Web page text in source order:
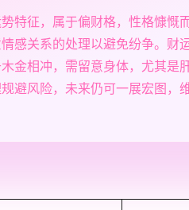
特征，属于偏财格，性格慷慨
感关系的处理以避免纷争。财
金相冲，需留意身体，尤其是
避风险，未来仍可一展宏图，